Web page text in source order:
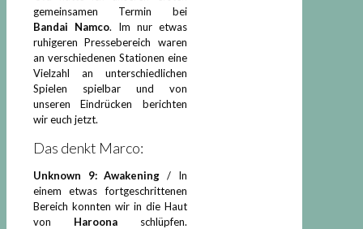
gemeinsamen Termin bei
Bandai Namco. Im nur etwas
ruhigeren Pressebereich waren
an verschiedenen Stationen eine
Vielzahl an unterschiedlichen
Spielen spielbar und von
unseren Eindrücken berichten
wir euch jetzt.
Das denkt Marco:
Unknown 9: Awakening / In
einem etwas fortgeschrittenen
Bereich konnten wir in die Haut
von Haroona schlüpfen.